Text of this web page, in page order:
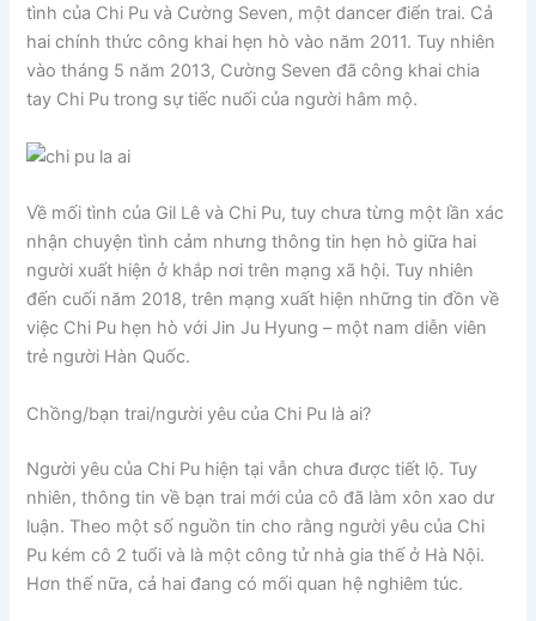
tình của Chi Pu và Cường Seven, một dancer điển trai. Cả
hai chính thức công khai hẹn hò vào năm 2011. Tuy nhiên
vào tháng 5 năm 2013, Cường Seven đã công khai chia
tay Chi Pu trong sự tiếc nuối của người hâm mộ.
Về mối tình của Gil Lê và Chi Pu, tuy chưa từng một lần xác
nhận chuyện tình cảm nhưng thông tin hẹn hò giữa hai
người xuất hiện ở khắp nơi trên mạng xã hội. Tuy nhiên
đến cuối năm 2018, trên mạng xuất hiện những tin đồn về
việc Chi Pu hẹn hò với Jin Ju Hyung – một nam diễn viên
trẻ người Hàn Quốc.
Chồng/bạn trai/người yêu của Chi Pu là ai?
Người yêu của Chi Pu hiện tại vẫn chưa được tiết lộ. Tuy
nhiên, thông tin về bạn trai mới của cô đã làm xôn xao dư
luận. Theo một số nguồn tin cho rằng người yêu của Chi
Pu kém cô 2 tuổi và là một công tử nhà gia thế ở Hà Nội.
Hơn thế nữa, cả hai đang có mối quan hệ nghiêm túc.